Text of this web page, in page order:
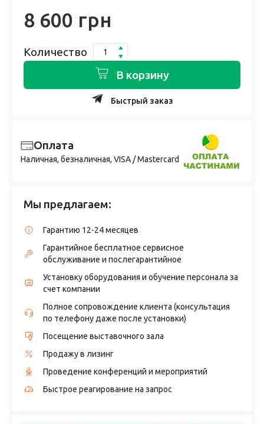
8 600 грн
Количество
В корзину
Быстрый заказ
Оплата
Наличная, безналичная, VISA / Mastercard
Мы предлагаем:
Гарантию 12-24 месяцев
Гарантийное бесплатное сервисное
обслуживание и послегарантийное
Установку оборудования и обучение персонала за
счет компании
Полное сопровождение клиента (консультация
по телефону даже после установки)
Посещение выставочного зала
Продажу в лизинг
Проведение конференций и мероприятий
Быстрое реагирование на запрос